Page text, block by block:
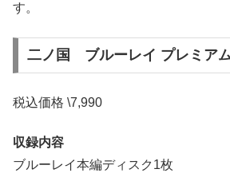
す。
二ノ国 ブルーレイ プレミア
税込価格 \7,990
収録内容
ブルーレイ本編ディスク1枚